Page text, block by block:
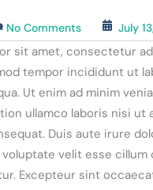
No Comments July
sit amet, consectetur
tempor incididunt ut
Ut enim ad minim
ullamco laboris nisi ut
Duis aute irure
velit esse cillum
Excepteur sint